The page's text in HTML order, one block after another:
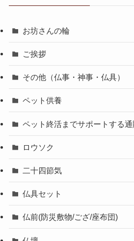
お坊さんの輪
ご挨拶
その他（仏事・神事・仏具）
ペット供養
ペット終活までサポートする通
ロウソク
二十四節気
仏具セット
仏前(防災敷物/ござ/座布団)